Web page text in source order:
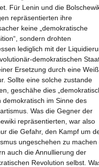
Für Lenin und die
repräsentierten ihre
keine „demokratische
sondern drohten
lediglich mit der
demokratischen
Ersetzung durch eine
Sollte eine solche zustande
geschähe dies
demokratisch im Sinne des
Was die Gegner der
repräsentierten, war also
die Gefahr, den Kampf um
ungeschehen zu machen
auch die Annullierung der
Revolution selbst.